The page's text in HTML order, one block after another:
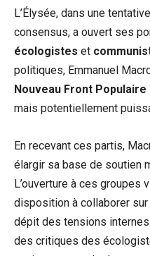
L’Élysée, dans une
consensus, a ouvert ses
écologistes et
politiques, Emmanuel
Nouveau Front Populaire
mais potentiellement
En recevant ces partis,
élargir sa base de soutien
L’ouverture à ces groupes
disposition à collaborer
dépit des tensions
des critiques des